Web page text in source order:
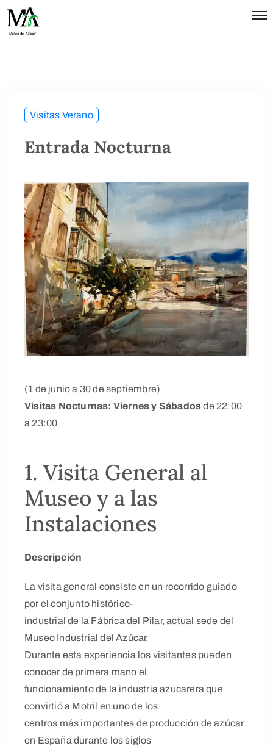
Visitas Verano
Entrada Nocturna
(1 de junio a 30 de septiembre)
Visitas Nocturnas: Viernes y Sábadosde 22:00
a 23:00
1. Visita General al
Museo y a las
Instalaciones
Descripción
La visita general consiste en un recorrido guiado
por el conjunto histórico-
industrial de la Fábrica del Pilar, actual sede del
Museo Industrial del Azúcar.
Durante esta experiencia los visitantes pueden
conocer de primera mano el
funcionamiento de la industria azucarera que
convirtió a Motril en uno de los
centros más importantes de producción de azúcar
en España durante los siglos